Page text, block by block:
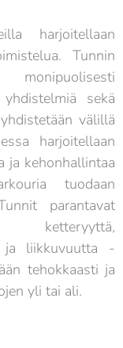
harjoitellaan
Tunnin
monipuolisesti
sekä
välillä
harjoitellaan
ja kehonhallintaa
tuodaan
parantavat
ketteryyttä,
ja liikkuvuutta -
tehokkaasti ja
yli tai ali.